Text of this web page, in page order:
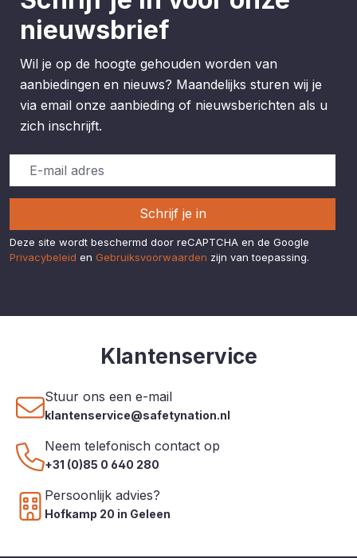
nieuwsbrief
Wil je op de hoogte gehouden worden van
aanbiedingen en nieuws? Maandelijks sturen wij je
via email onze aanbieding of nieuwsberichten als u
zich inschrijft.
Schrijf je in
Deze site wordt beschermd door reCAPTCHA en de Google
Privacybeleid en Gebruiksvoorwaarden zijn van toepassing.
Klantenservice
Stuur ons een e-mail
klantenservice@safetynation.nl
Neem telefonisch contact op
+31 (0)85 0 640 280
Persoonlijk advies?
Hofkamp 20 in Geleen